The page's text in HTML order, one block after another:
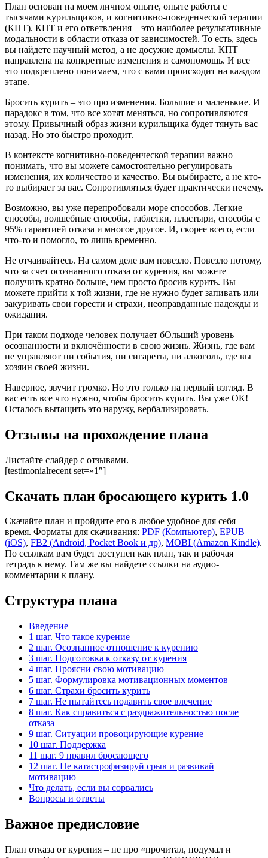
План основан на моем личном опыте, опыте работы с
тысячами курильщиков, и когнитивно-поведенческой терапии
(КПТ). КПТ и его ответвления – это наиболее результативные
модальности в области отказа от зависимостей. То есть, здесь
вы найдете научный метод, а не досужие домыслы. КПТ
направлена на конкретные изменения и самопомощь. И все
это подкреплено понимаем, что с вами происходит на каждом
этапе.
Бросить курить – это про изменения. Большие и маленькие. И
парадокс в том, что все хотят меняться, но сопротивляются
этому. Привычный образ жизни курильщика будет тянуть вас
назад. Но это быстро проходит.
В контексте когнитивно-поведенческой терапии важно
понимать, что вы можете самостоятельно регулировать
изменения, их количество и качество. Вы выбираете, а не кто-
то выбирает за вас. Сопротивляться будет практически нечему.
Возможно, вы уже перепробовали море способов. Легкие
способы, волшебные способы, таблетки, пластыри, способы с
95% гарантией отказа и многое другое. И, скорее всего, если
что-то и помогло, то лишь временно.
Не отчаивайтесь. На самом деле вам повезло. Повезло потому,
что за счет осознанного отказа от курения, вы можете
получить кратно больше, чем просто бросив курить. Вы
можете прийти к той жизни, где не нужно будет запивать или
закуривать свои горести и страхи, неоправданные надежды и
ожидания.
При таком подходе человек получает бОльший уровень
осознанности и включённости в свою жизнь. Жизнь, где вам
не управляют ни события, ни сигареты, ни алкоголь, где вы
хозяин своей жизни.
Наверное, звучит громко. Но это только на первый взгляд. В
вас есть все что нужно, чтобы бросить курить. Вы уже ОК!
Осталось вытащить это наружу, вербализировать.
Отзывы на прохождение плана
Листайте слайдер с отзывами.
[testimonialrecent set=»1″]
Скачать план бросающего курить 1.0
Скачайте план и пройдите его в любое удобное для себя
время. Форматы для скачивания: PDF (Компьютер), EPUB
(iOS), FB2 (Android, Pocket Book и др), MOBI (Amazon Kindle).
По ссылкам вам будет доступен как план, так и рабочая
тетрадь к нему. Там же вы найдете ссылки на аудио-
комментарии к плану.
Структура плана
Введение
1 шаг. Что такое курение
2 шаг. Осознанное отношение к курению
3 шаг. Подготовка к отказу от курения
4 шаг. Проясни свою мотивацию
5 шаг. Формулировка мотивационных моментов
6 шаг. Страхи бросить курить
7 шаг. Не пытайтесь подавить свое влечение
8 шаг. Как справиться с раздражительностью после
отказа
9 шаг. Ситуации провоцирующие курение
10 шаг. Поддержка
11 шаг. 9 правил бросающего
12 шаг. Не катастрофизируй срыв и развивай
мотивацию
Что делать, если вы сорвались
Вопросы и ответы
Важное предисловие
План отказа от курения – не про «прочитал, подумал и